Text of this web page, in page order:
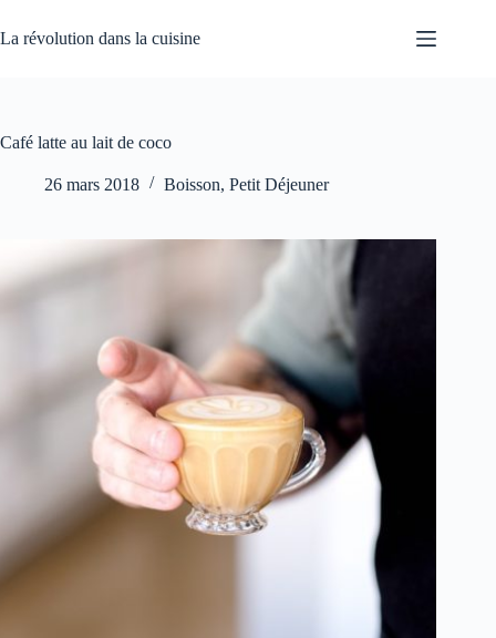
au
contenu
La révolution dans la cuisine
Café latte au lait de coco
26 mars 2018 Boisson, Petit Déjeuner